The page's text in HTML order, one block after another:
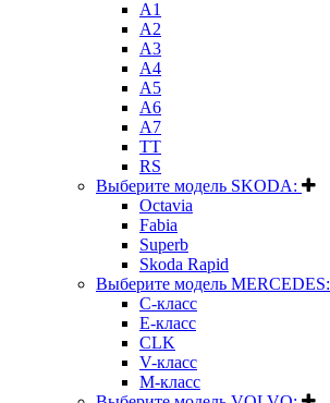
A1
A2
A3
A4
A5
A6
A7
TT
RS
Выберите модель SKODA:
Octavia
Fabia
Superb
Skoda Rapid
Выберите модель MERCEDES:
C-класс
E-класс
CLK
V-класс
M-класс